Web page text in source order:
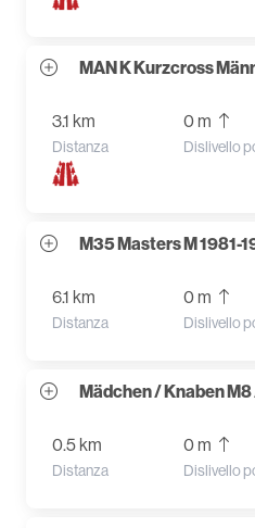
MAN K Kurzcross
3.1 km
Distanza
0 m
Dislivello
M35 Masters M 1981-
6.1 km
Distanza
0 m
Dislivello
Mädchen / Knaben
0.5 km
Distanza
0 m
Dislivello